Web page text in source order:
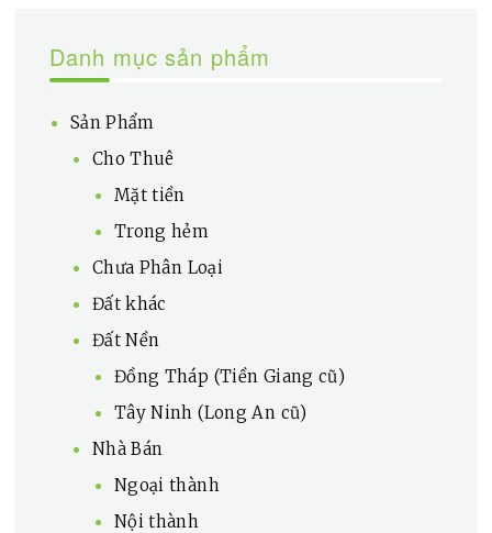
Danh mục sản phẩm
Sản Phẩm
Cho Thuê
Mặt tiền
Trong hẻm
Chưa Phân Loại
Đất khác
Đất Nền
Đồng Tháp (Tiền Giang cũ)
Tây Ninh (Long An cũ)
Nhà Bán
Ngoại thành
Nội thành